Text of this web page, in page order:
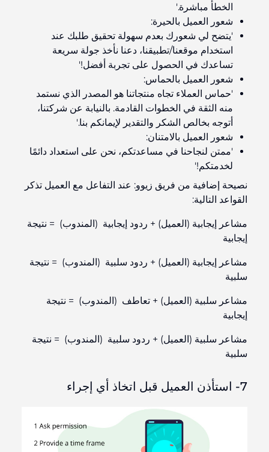
الخطأ مباشرة.'
شعور العميل بالحيرة:
'يتضح لي شعورك بعدم سهولة تحقيق طلبك عند
استخدام موقعنا/تطبيقنا، دعنا نأخذ جولة سريعة
تساعدك في الحصول على تجربة أفضل!'
شعور العميل بالحماس:
'حماس العملاء تجاه منتجاتنا هو المصدر الذي نستمد
منه الثقة في الخطوات القادمة. بالنيابة عن شركتنا،
أتوجه بخالص الشكر والتقدير لإيمانكم بنا.'
شعور العميل بالامتنان:
'ممتن لنجاحنا في مساعدتكم، نحن على استعداد دائمًا
لخدمتكم!'
نصيحة إضافية من فريق زيوو: عند التفاعل مع العميل تذكر
القواعد التالية:
مشاعر إيجابية (العميل) + ردود إيجابية (المندوب) = نتيجة
إيجابية
مشاعر إيجابية (العميل) + ردود سلبية (المندوب) = نتيجة
سلبية
مشاعر سلبية (العميل) + تعاطف (المندوب) = نتيجة
إيجابية
مشاعر سلبية (العميل) + ردود سلبية (المندوب) = نتيجة
سلبية
7- استأذن العميل قبل اتخاذ أي إجراء